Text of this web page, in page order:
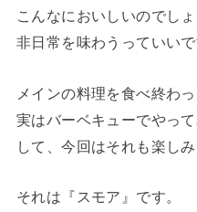
こんなにおいしいのでし
非日常を味わうっていいで
メインの料理を食べ終わ
実はバーベキューでやっ
して、今回はそれも楽し
それは『スモア』です。